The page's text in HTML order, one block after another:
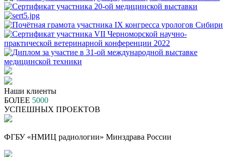
Наши клиенты
БОЛЕЕ 5000
УСПЕШНЫХ ПРОЕКТОВ
ФГБУ «НМИЦ радиологии» Минздрава России